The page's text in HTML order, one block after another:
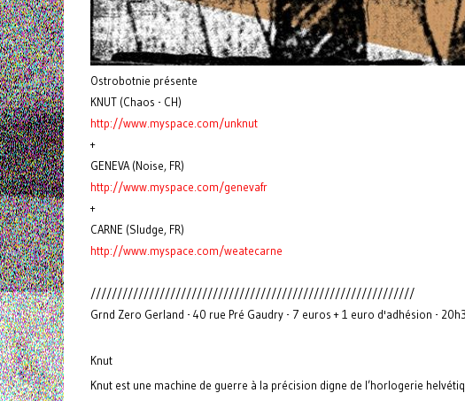
Ostrobotnie présente
KNUT (Chaos - CH)
http://www.myspace.com/unknut
+
GENEVA (Noise, FR)
http://www.myspace.com/genevafr
+
CARNE (Sludge, FR)
http://www.myspace.com/weatecarne
/////////////////////////////////////////////////////////////
Grnd Zero Gerland - 40 rue Pré Gaudry - 7 euros + 1 euro d'adhésion -
Knut
Knut est une machine de guerre à la précision digne de l’horlogerie